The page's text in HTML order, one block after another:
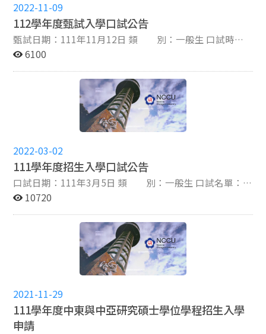
頁。】 完整報名資訊請詳閱113學年度推甄入學簡章
2022-11-09
112學年度甄試入學口試公告
甄試日期：111年11月12日 類 別：一般生 口試時
間：10:30開始 口試地點：政治大學道藩樓一樓320104阿
成績單總表及學業成績總平均排名證明正本乙份。 本校
112碩博甄防疫應變措施已公告在招生專區網頁，請考生
12807,r123.php?Lang=zh-tw ※中央流行疫情指揮中心
如有發布最新消息，本校將配合調整防疫措施，相關訊息
意網頁訊息並配合辦理。
6100
2022-03-02
111學年度招生入學口試公告
口試日期：111年3月5日 類 別：一般生 口試名單：
61910001陳O庭、61910002黃O華、61910003陳O吟、
口試地點：政治大學綜合院館北棟8樓270810俄研所圖書
考證、身分證明正本、繳費單據紙本或截圖、歷年成績單
總表及學業成績總平均排名證明正本備查。口試繳費帳號
查詢請點以下連結：https://examoral.nccu.edu.tw/。若
版，連結如下： https://examaca.nccu.edu.tw/Login
10720
2021-11-29
111學年度中東與中亞研究碩士學位學程招生入學
申請